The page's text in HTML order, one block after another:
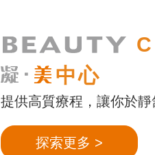
中心
提供高質療程，讓你於
探索更多